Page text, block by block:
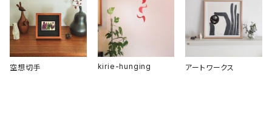
空想切手 kirie-hunging アートワークス